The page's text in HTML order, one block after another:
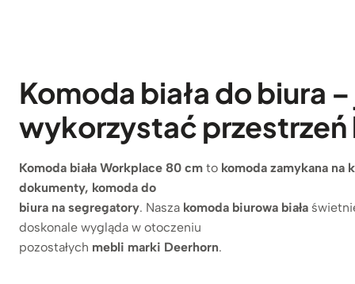
Komoda biała do biura
wykorzystać
Komoda biała Workplace 80 cm to komoda zamykana na
dokumenty, komoda do
biura na segregatory. Nasza komoda biurowa biała
doskonale wygląda w otoczeniu
pozostałych mebli marki Deerhorn.